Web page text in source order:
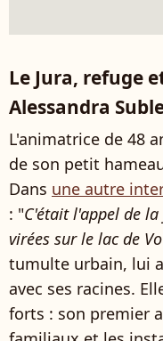
Le Jura, refuge
Alessandra
L'animatrice de 48
de son petit
Dans une autre
: "C'était l'appel de
virées sur le lac de
tumulte urbain, lui
avec ses racines.
forts : son premier